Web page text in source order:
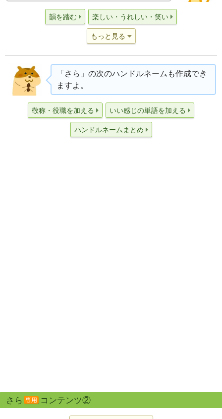
韻を踏む 楽しい・うれしい・笑い
もっと見る
「さら」の次のハンドルネームも作成でき
ますよ。
敬称・役職を加える いい感じの単語を加える
ハンドルネームまとめ
さら 専用 コンテンツ②